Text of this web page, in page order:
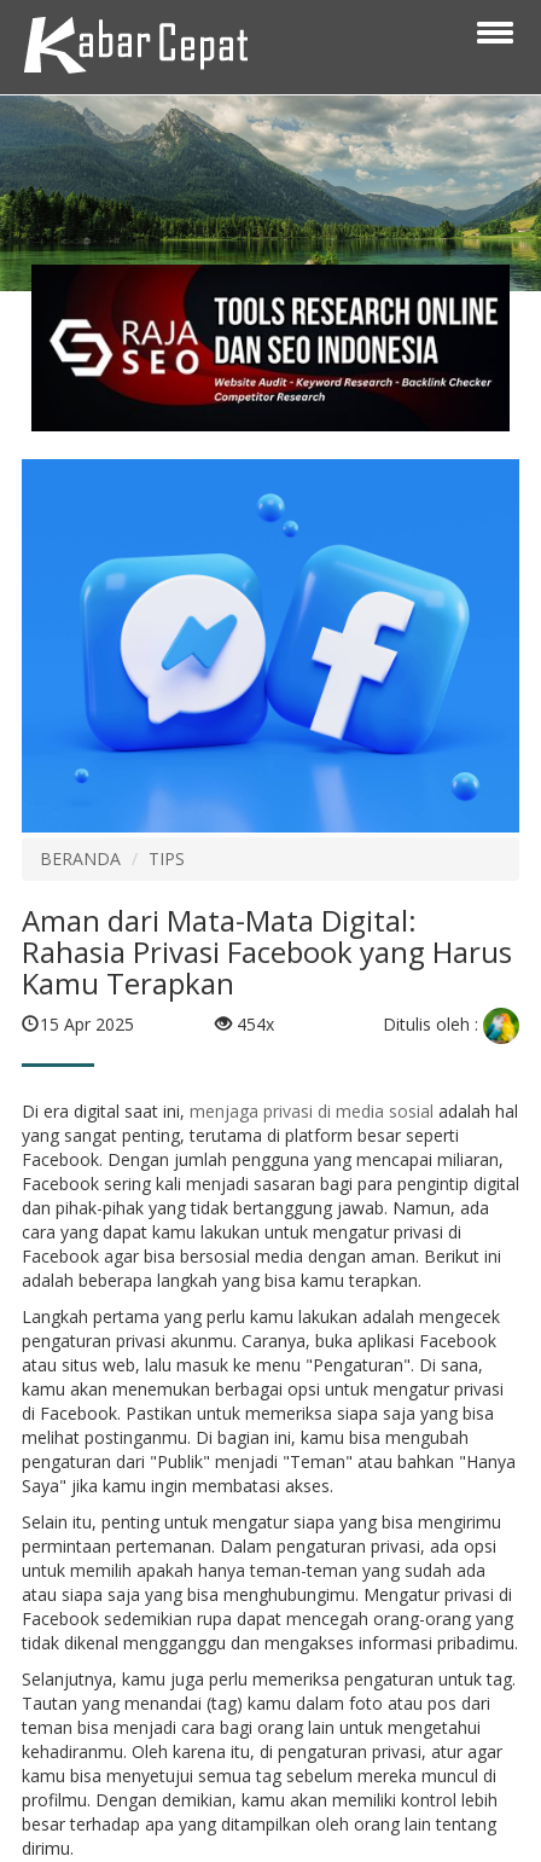
BERANDA TIPS
Aman dari Mata-Mata Digital:
Rahasia Privasi Facebook yang Harus
Kamu Terapkan
15 Apr 2025 454x Ditulis oleh :
Di era digital saat ini, menjaga privasi di media sosial adalah hal
yang sangat penting, terutama di platform besar seperti
Facebook. Dengan jumlah pengguna yang mencapai miliaran,
Facebook sering kali menjadi sasaran bagi para pengintip digital
dan pihak-pihak yang tidak bertanggung jawab. Namun, ada
cara yang dapat kamu lakukan untuk mengatur privasi di
Facebook agar bisa bersosial media dengan aman. Berikut ini
adalah beberapa langkah yang bisa kamu terapkan.
Langkah pertama yang perlu kamu lakukan adalah mengecek
pengaturan privasi akunmu. Caranya, buka aplikasi Facebook
atau situs web, lalu masuk ke menu "Pengaturan". Di sana,
kamu akan menemukan berbagai opsi untuk mengatur privasi
di Facebook. Pastikan untuk memeriksa siapa saja yang bisa
melihat postinganmu. Di bagian ini, kamu bisa mengubah
pengaturan dari "Publik" menjadi "Teman" atau bahkan "Hanya
Saya" jika kamu ingin membatasi akses.
Selain itu, penting untuk mengatur siapa yang bisa mengirimu
permintaan pertemanan. Dalam pengaturan privasi, ada opsi
untuk memilih apakah hanya teman-teman yang sudah ada
atau siapa saja yang bisa menghubungimu. Mengatur privasi di
Facebook sedemikian rupa dapat mencegah orang-orang yang
tidak dikenal mengganggu dan mengakses informasi pribadimu.
Selanjutnya, kamu juga perlu memeriksa pengaturan untuk tag.
Tautan yang menandai (tag) kamu dalam foto atau pos dari
teman bisa menjadi cara bagi orang lain untuk mengetahui
kehadiranmu. Oleh karena itu, di pengaturan privasi, atur agar
kamu bisa menyetujui semua tag sebelum mereka muncul di
profilmu. Dengan demikian, kamu akan memiliki kontrol lebih
besar terhadap apa yang ditampilkan oleh orang lain tentang
dirimu.